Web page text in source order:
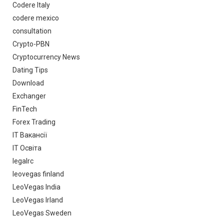
Codere Italy
codere mexico
consultation
Crypto-PBN
Cryptocurrency News
Dating Tips
Download
Exchanger
FinTech
Forex Trading
IT Вакансії
IT Освіта
legalrc
leovegas finland
LeoVegas India
LeoVegas Irland
LeoVegas Sweden